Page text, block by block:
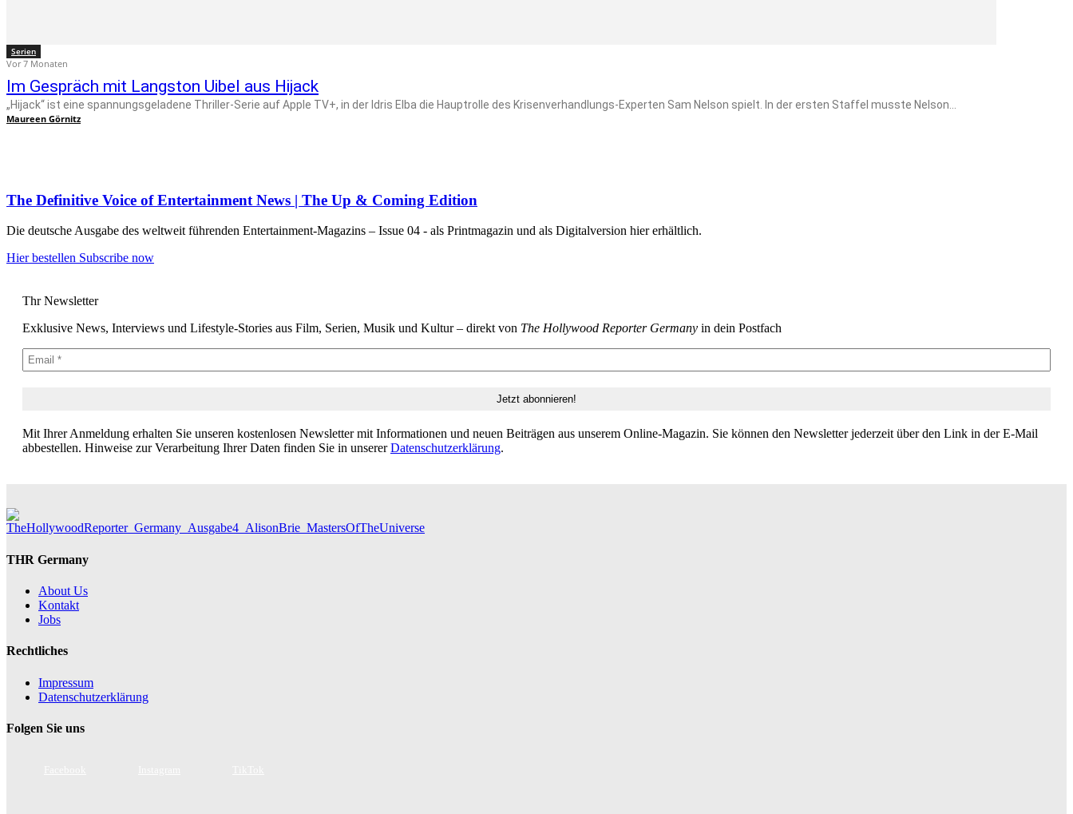
Serien
Vor 7 Monaten
Im Gespräch mit Langston Uibel aus Hijack
„Hijack“ ist eine spannungsgeladene Thriller‑Serie auf Apple TV+, in der Idris Elba die Hauptrolle des Krisenverhandlungs‑Experten Sam Nelson spielt. In der ersten Staffel musste Nelson...
Maureen Görnitz
The Definitive Voice of Entertainment News | The Up & Coming Edition
Die deutsche Ausgabe des weltweit führenden Entertainment-Magazins – Issue 04 - als Printmagazin und als Digitalversion hier erhältlich.
Hier bestellen Subscribe now
Thr Newsletter
Exklusive News, Interviews und Lifestyle-Stories aus Film, Serien, Musik und Kultur – direkt von The Hollywood Reporter Germany in dein Postfach
Mit Ihrer Anmeldung erhalten Sie unseren kostenlosen Newsletter mit Informationen und neuen Beiträgen aus unserem Online-Magazin. Sie können den Newsletter jederzeit über den Link in der E-Mail
abbestellen. Hinweise zur Verarbeitung Ihrer Daten finden Sie in unsererDatenschutzerklärung.
THR Germany
About Us
Kontakt
Jobs
Rechtliches
Impressum
Datenschutzerklärung
Folgen Sie uns